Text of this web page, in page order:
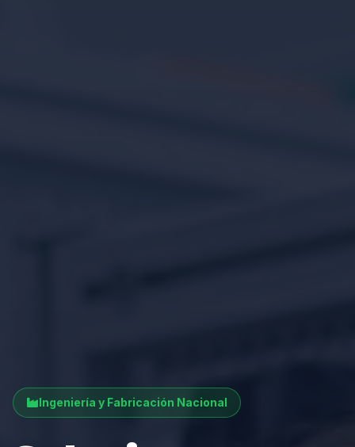
Ingeniería y Fabricación Nacional